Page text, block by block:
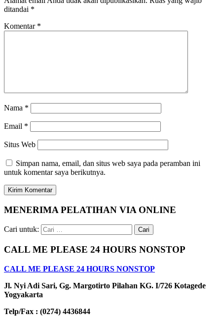
ditandai *
Komentar *
Nama *
Email *
Situs Web
Simpan nama, email, dan situs web saya pada peramban ini
untuk komentar saya berikutnya.
MENERIMA PELATIHAN VIA ONLINE
Cari untuk:
CALL ME PLEASE 24 HOURS NONSTOP
CALL ME PLEASE 24 HOURS NONSTOP
Jl. Nyi Adi Sari, Gg. Margotirto Pilahan KG. I/726 Kotagede
Yogyakarta
Telp/Fax : (0274) 4436844